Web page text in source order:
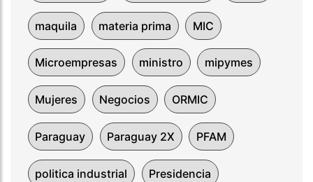
maquila materia prima MIC
Microempresas ministro mipymes
Mujeres Negocios ORMIC
Paraguay Paraguay 2X PFAM
politica industrial Presidencia